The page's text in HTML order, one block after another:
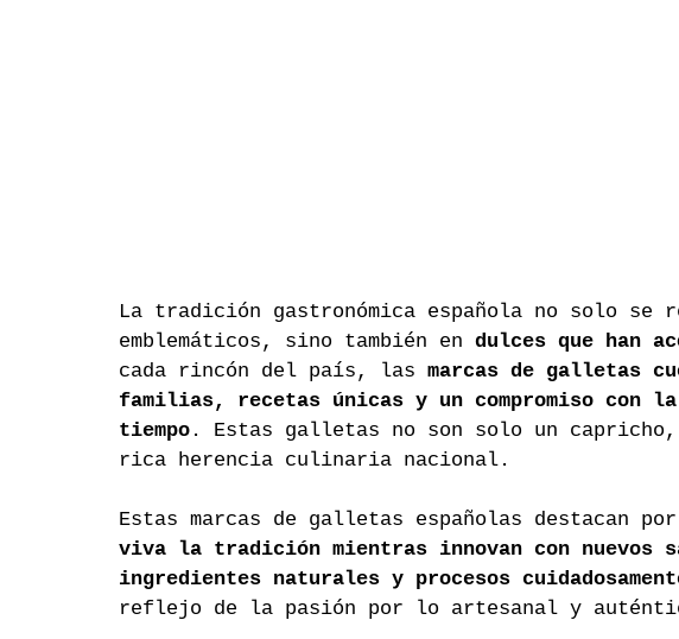
La tradición gastronómica española no solo
emblemáticos, sino también en dulces que han
cada rincón del país, las marcas de galletas
familias, recetas únicas y un compromiso con
tiempo . Estas galletas no son solo un
rica herencia culinaria nacional.
Estas marcas de galletas españolas destacan
viva la tradición mientras innovan con nuevos
ingredientes naturales y procesos
reflejo de la pasión por lo artesanal y